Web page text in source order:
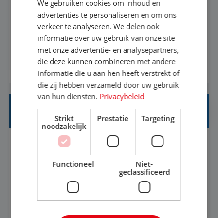
Met jouw ervaring in de reisbranche of
achtergrond in toerisme ben je klaar voor de
volgende stap. Vanaf je stoel reis je de hele
wereld over en speel je moeiteloos in op de
wensen van je team, je klant en wat er in de
reiswereld gebeurt. Met je enthousiasme weet je
klanten te overtuigen om die droomreis te
boeken! ...
BEKIJK VACATURE
REISADVISEUR ALLROUND
Aalsmeer, Noord-Holland, Nederland
33-36 uur
MBO
Een vakantie plannen is het leukste dat er is. Of
het nu voor jezelf is, of voor een ander: jij vindt
We gebruiken cookies om inhoud en
advertenties te personaliseren en om ons
verkeer te analyseren. We delen ook
informatie over uw gebruik van onze site
met onze advertentie- en analysepartners,
die deze kunnen combineren met andere
informatie die u aan hen heeft verstrekt of
die zij hebben verzameld door uw gebruik
van hun diensten. Privacybeleid
Strikt
noodzakelijk
Prestatie Targeting
Functioneel
Niet-
geclassificeerd